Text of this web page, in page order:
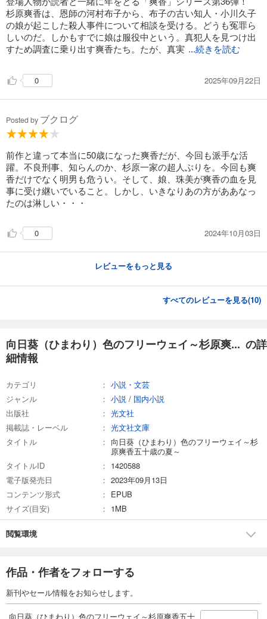
杉原爽香は、恩師の河村布子から、布子の古い知人・小川久子
の娘が起こした殺人事件について相談を受ける。どうも冤罪ら
しいのだ。しかもすでに娘は服役中という。真犯人を見つけ出
すため調査に乗り出す爽香たち。たが、真実 ...続きを読む
0 2025年09月22日
Posted by ブクログ
前作と違って本当に50歳になった爽香だが、今回も派手な活
躍。不良刑事、知らんのか、杉原一家の超人ぶりを。今回も爽
香だけでなく明男も危うい。そして、娘、珠美が爽香の血を見
事に受け継いでいること。しかし、いきなりあの方がああなっ
たのは淋しい・・・
0 2024年10月03日
レビューをもっと見る
すべてのレビューを見る(10)
向日葵（ひまわり）色のフリーウェイ～杉原爽... の詳
細情報
カテゴリ
小説・文芸
ジャンル
小説 / 国内小説
出版社
光文社
掲載誌・レーベル
光文社文庫
タイトル
向日葵（ひまわり）色のフリーウェイ～杉
原爽香五十歳の夏～
タイトルID
1420588
電子版発売日
2023年09月13日
コンテンツ形式
EPUB
サイズ(目安)
1MB
閲覧環境
作品・作者をフォローする
新刊やセール情報をお知らせします。
向日葵（ひまわり）色のフリーウェイ～杉原爽香五十